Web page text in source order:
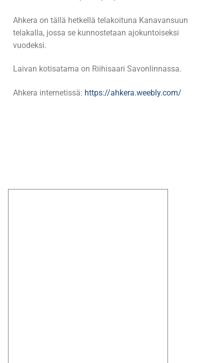
Ahkera on tällä hetkellä telakoituna Kanavansuun
telakalla, jossa se kunnostetaan ajokuntoiseksi
vuodeksi.
Laivan kotisatama on Riihisaari Savonlinnassa.
Ahkera internetissä: https://ahkera.weebly.com/